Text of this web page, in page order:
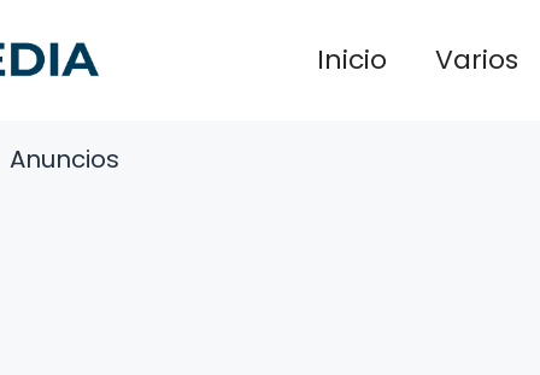
Inicio Varios
Anuncios